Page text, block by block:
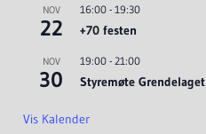
NOV
22
16:00- 19:30
+70 festen
NOV
30
19:00- 21:00
Styremøte Grendelaget
Vis Kalender